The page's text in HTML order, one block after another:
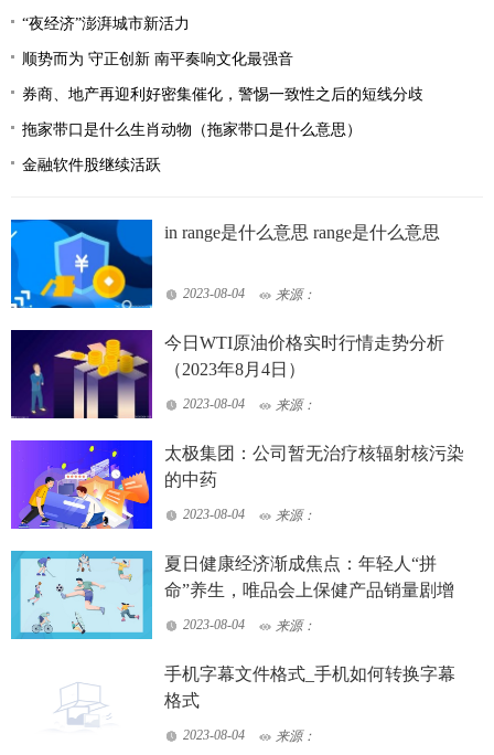
“夜经济”澎湃城市新活力
顺势而为 守正创新 南平奏响文化最强音
券商、地产再迎利好密集催化，警惕一致性之后的短线分歧
拖家带口是什么生肖动物（拖家带口是什么意思）
金融软件股继续活跃
in range是什么意思 range是什么意思
2023-08-04 来源：
今日WTI原油价格实时行情走势分析
（2023年8月4日）
2023-08-04 来源：
太极集团：公司暂无治疗核辐射核污染
的中药
2023-08-04 来源：
夏日健康经济渐成焦点：年轻人“拼
命”养生，唯品会上保健产品销量剧增
2023-08-04 来源：
手机字幕文件格式_手机如何转换字幕
格式
2023-08-04 来源：